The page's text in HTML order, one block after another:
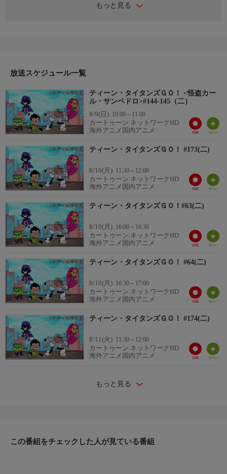
もっと見る
放送スケジュール一覧
ティーン・タイタンズＧＯ！ <怪盗カー
ル・サンペドロ>#144-145（二）
8/9(日) 10:00～11:00
カートゥーン ネットワークHD
海外アニメ国内アニメ
ティーン・タイタンズＧＯ！ #173(二)
8/10(月) 11:30～12:00
カートゥーン ネットワークHD
海外アニメ国内アニメ
ティーン・タイタンズＧＯ！#63(二)
8/10(月) 16:00～16:30
カートゥーン ネットワークHD
海外アニメ国内アニメ
ティーン・タイタンズＧＯ！ #64(二)
8/10(月) 16:30～17:00
カートゥーン ネットワークHD
海外アニメ国内アニメ
ティーン・タイタンズＧＯ！ #174(二)
8/11(火) 11:30～12:00
カートゥーン ネットワークHD
海外アニメ国内アニメ
もっと見る
この番組をチェックした人が見ている番組